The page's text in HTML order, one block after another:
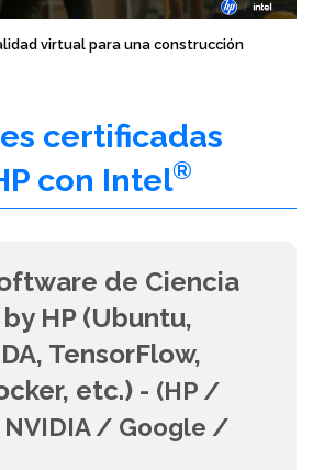
virtual para una construcción
certificadas
con Intel®
de Ciencia
HP (Ubuntu,
TensorFlow,
etc.) - (HP /
/ Google /